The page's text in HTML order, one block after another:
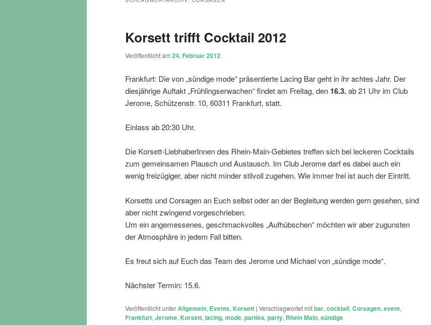
Korsett trifft Cocktail 2012
Veröffentlicht am 24. Februar 2012
Frankfurt: Die von „sündige mode“ präsentierte Lacing Bar geht in ihr achtes Jahr. Der
diesjährige Auftakt „Frühlingserwachen“ findet am Freitag, den 16.3.ab 21 Uhr im Club
Jerome, Schützenstr. 10, 60311 Frankfurt, statt.
Einlass ab 20:30 Uhr.
Die Korsett-LiebhaberInnen des Rhein-Main-Gebietes treffen sich bei leckeren Cocktails
zum gemeinsamen Plausch und Austausch. Im Club Jerome darf es dabei auch ein
wenig freizügiger, aber nicht minder stilvoll zugehen. Wie immer frei ist auch der Eintritt.
Korsetts und Corsagen an Euch selbst oder an der Begleitung werden gern gesehen, sind
aber nicht zwingend vorgeschrieben.
Um ein angemessenes, geschmackvolles „Aufhübschen“ möchten wir aber zugunsten
der Atmosphäre in jedem Fall bitten.
Es freut sich auf Euch das Team des Jerome und Michael von „sündige mode“.
Nächster Termin: 15.6.
Veröffentlicht unterAllgemein, Events, Korsett | Verschlagwortet mitbar, cocktail, Corsagen, event,
Frankfurt, Jerome, Korsett, lacing, mode, parties, party, Rhein Main, sündige